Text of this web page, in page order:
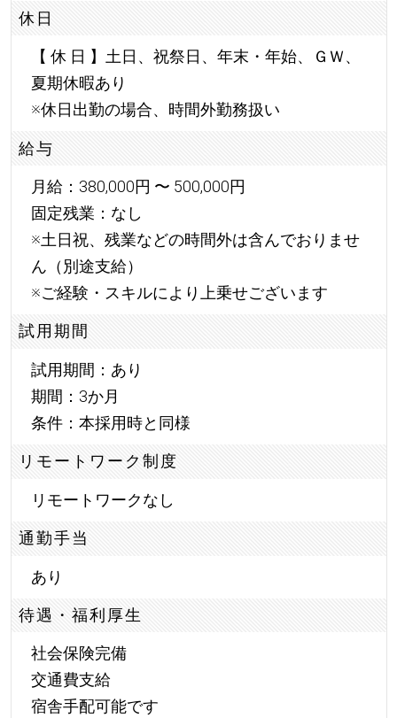
休日
【 休 日 】土日、祝祭日、年末・年始、ＧＷ、
夏期休暇あり
※休日出勤の場合、時間外勤務扱い
給与
月給：380,000円 〜 500,000円
固定残業：なし
※土日祝、残業などの時間外は含んでおりませ
ん（別途支給）
※ご経験・スキルにより上乗せございます
試用期間
試用期間：あり
期間：3か月
条件：本採用時と同様
リモートワーク制度
リモートワークなし
通勤手当
あり
待遇・福利厚生
社会保険完備
交通費支給
宿舎手配可能です